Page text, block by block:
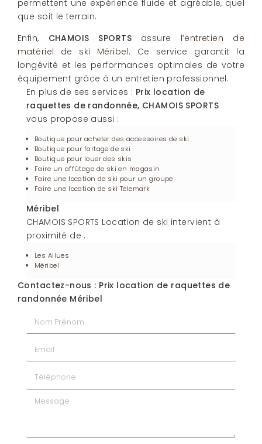
permettent une expérience fluide et agréable, quel
que soit le terrain.
Enfin, CHAMOIS SPORTS assure l’entretien de
matériel de ski Méribel. Ce service garantit la
longévité et les performances optimales de votre
équipement grâce à un entretien professionnel.
En plus de ses services : Prix location de
raquettes de randonnée, CHAMOIS SPORTS
vous propose aussi :
Boutique pour acheter des accessoires de ski
Boutique pour fartage de ski
Boutique pour louer des skis
Faire un affûtage de ski en magasin
Faire une location de ski pour un groupe
Faire une location de ski Telemark
Méribel
CHAMOIS SPORTS Location de ski intervient à
proximité de :
Les Allues
Méribel
Contactez-nous : Prix location de raquettes de
randonnée Méribel
Nom Prénom
Email
Téléphone
Message